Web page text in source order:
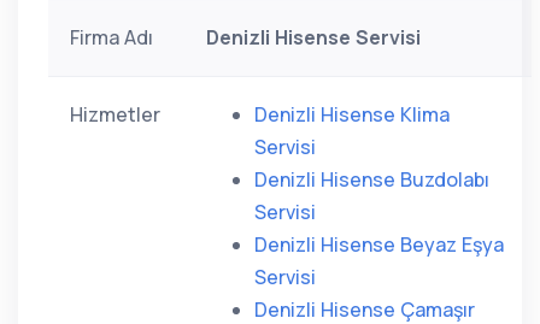
Firma Adı Denizli Hisense Servisi
Hizmetler
Denizli Hisense Klima
Servisi
Denizli Hisense Buzdolabı
Servisi
Denizli Hisense Beyaz Eşya
Servisi
Denizli Hisense Çamaşır